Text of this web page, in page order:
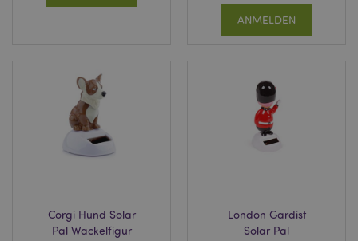
ANMELDEN
Corgi Hund Solar
Pal Wackelfigur
London Gardist
Solar Pal